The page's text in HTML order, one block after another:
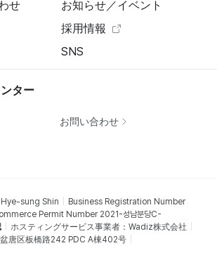
せ
お知らせ／イベント
採用情報
SNS
ター
お問い合わせ
Hye-sung Shin
Business Registration Number
Permit Number 2021-성남분당C-
ホスティングサービス事業者：Wadiz株式会社
唐区板橋路242 PDC A棟402号